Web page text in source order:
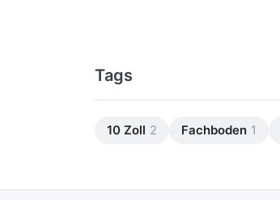
Tags
10 Zoll 2 Fachboden 1